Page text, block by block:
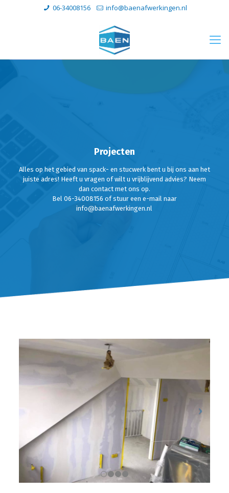
06-34008156 info@baenafwerkingen.nl
Projecten
Alles op het gebied van spack- en stucwerk bent u bij ons aan het
juiste adres! Heeft u vragen of wilt u vrijblijvend advies? Neem
dan contact met ons op.
Bel 06-34008156 of stuur een e-mail naar
info@baenafwerkingen.nl